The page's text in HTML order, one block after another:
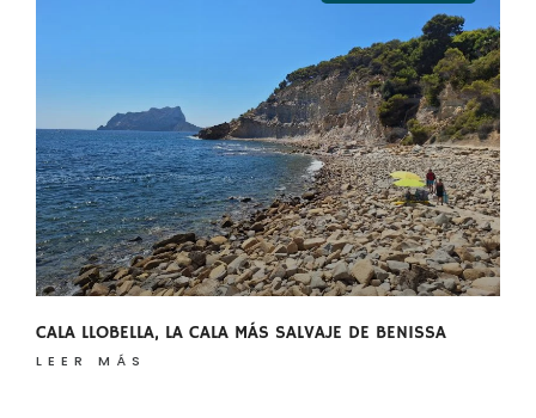
CALA LLOBELLA, LA CALA MÁS SALVAJE DE BENISSA
LEER MÁS